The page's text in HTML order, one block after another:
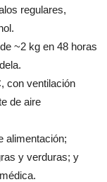
regulares,
~2 kg en 48 horas
con ventilación
de aire
alimentación;
y verduras; y